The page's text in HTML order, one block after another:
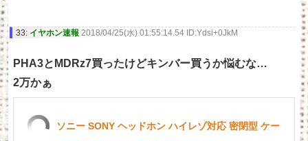
33: イヤホン速報 2018/04/25(水) 01:55:14.54 ID:Ydsi+0JkM
PHA3とMDRz7買ったけどキンバー買うか悩むな…
2万かぁ
ソニー SONY ヘッドホン ハイレゾ対応 密閉型 ケー